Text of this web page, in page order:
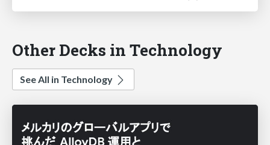
Other Decks in Technology
See All in Technology